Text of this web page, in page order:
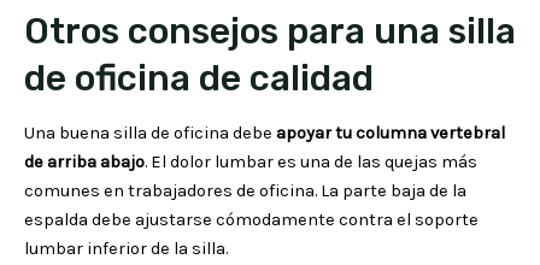
Otros consejos para una silla
de oficina de calidad
Una buena silla de oficina debe apoyar tu columna vertebral
de arriba abajo. El dolor lumbar es una de las quejas más
comunes en trabajadores de oficina. La parte baja de la
espalda debe ajustarse cómodamente contra el soporte
lumbar inferior de la silla.